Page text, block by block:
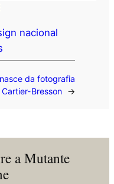
nacional
da fotografia
Bresson
→
a Mutante